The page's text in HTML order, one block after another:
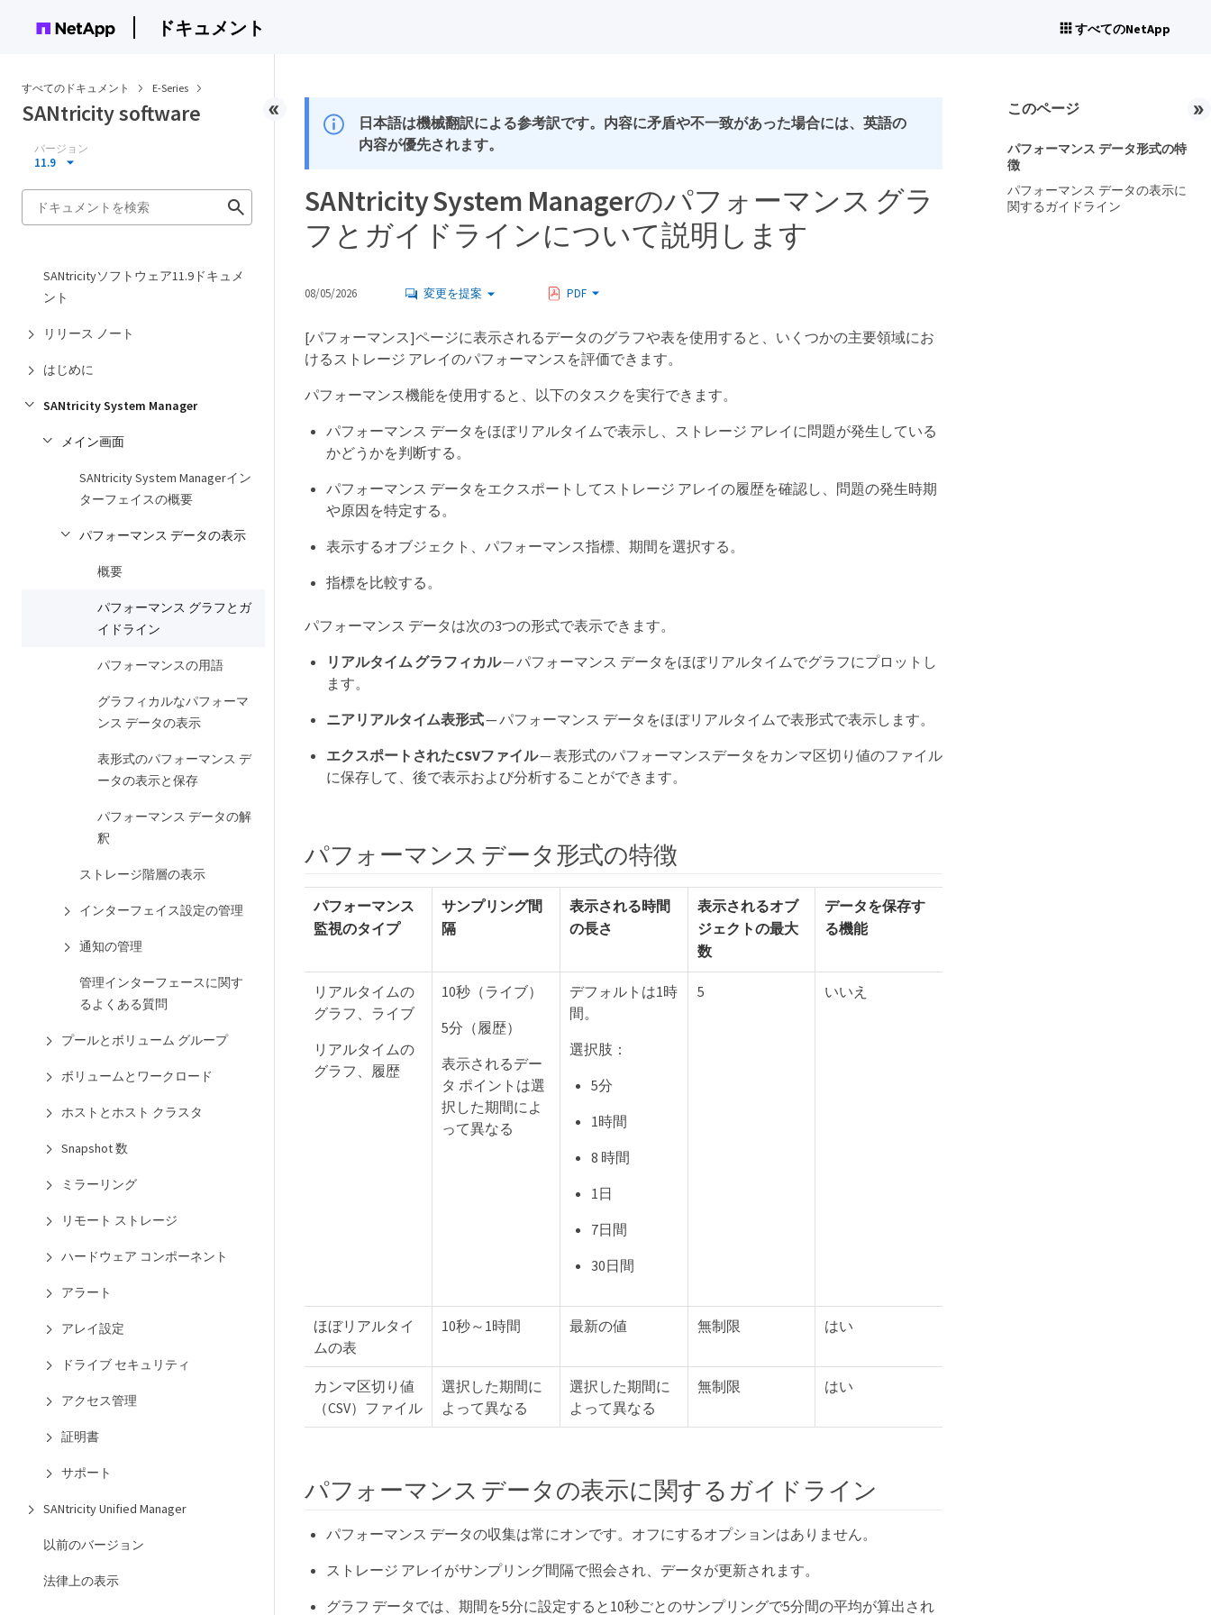
ドキュメント すべてのNetApp
すべてのドキュメント E-Series
SANtricity software
バージョン
11.9
SANtricityソフトウェア11.9ドキュメ
ント
リリース ノート
はじめに
SANtricity System Manager
メイン画面
SANtricity System Managerイン
ターフェイスの概要
パフォーマンス データの表示
概要
パフォーマンス グラフとガ
イドライン
パフォーマンスの用語
グラフィカルなパフォーマ
ンス データの表示
表形式のパフォーマンス デ
ータの表示と保存
パフォーマンス データの解
釈
ストレージ階層の表示
インターフェイス設定の管理
通知の管理
管理インターフェースに関す
るよくある質問
プールとボリューム グループ
ボリュームとワークロード
ホストとホスト クラスタ
Snapshot 数
ミラーリング
リモート ストレージ
ハードウェア コンポーネント
アラート
アレイ設定
ドライブ セキュリティ
アクセス管理
証明書
サポート
SANtricity Unified Manager
以前のバージョン
法律上の表示
日本語は機械翻訳による参考訳です。内容に矛盾や不一致があった場合には、英語の
内容が優先されます。
SANtricity System Managerのパフォーマンス グラ
フとガイドラインについて説明します
08/05/2026 変更を提案 PDF
[パフォーマンス]ページに表示されるデータのグラフや表を使用すると、いくつかの主要領域にお
けるストレージ アレイのパフォーマンスを評価できます。
パフォーマンス機能を使用すると、以下のタスクを実行できます。
パフォーマンス データをほぼリアルタイムで表示し、ストレージ アレイに問題が発生している
かどうかを判断する。
パフォーマンス データをエクスポートしてストレージ アレイの履歴を確認し、問題の発生時期
や原因を特定する。
表示するオブジェクト、パフォーマンス指標、期間を選択する。
指標を比較する。
パフォーマンス データは次の3つの形式で表示できます。
リアルタイム グラフィカル— パフォーマンス データをほぼリアルタイムでグラフにプロットし
ます。
ニアリアルタイム表形式— パフォーマンス データをほぼリアルタイムで表形式で表示します。
エクスポートされたCSVファイル— 表形式のパフォーマンスデータをカンマ区切り値のファイル
に保存して、後で表示および分析することができます。
パフォーマンス データ形式の特徴
パフォーマンス
監視のタイプ
サンプリング間
隔
表示される時間
の長さ
表示されるオブ
ジェクトの最大
数
データを保存す
る機能
リアルタイムの
グラフ、ライブ
リアルタイムの
グラフ、履歴
10秒（ライブ）
5分（履歴）
表示されるデー
タ ポイントは選
択した期間によ
って異なる
デフォルトは1時
間。
選択肢：
5分
1時間
8 時間
1日
7日間
30日間
5 いいえ
ほぼリアルタイ
ムの表
10秒～1時間 最新の値 無制限 はい
カンマ区切り値
（CSV）ファイル
選択した期間に
よって異なる
選択した期間に
よって異なる
無制限 はい
パフォーマンス データの表示に関するガイドライン
パフォーマンス データの収集は常にオンです。オフにするオプションはありません。
ストレージ アレイがサンプリング間隔で照会され、データが更新されます。
グラフ データでは、期間を5分に設定すると10秒ごとのサンプリングで5分間の平均が算出され
このページ
パフォーマンス データ形式の特
徴
パフォーマンス データの表示に
関するガイドライン